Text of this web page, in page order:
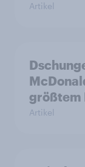
Artikel
größtem
Artikel